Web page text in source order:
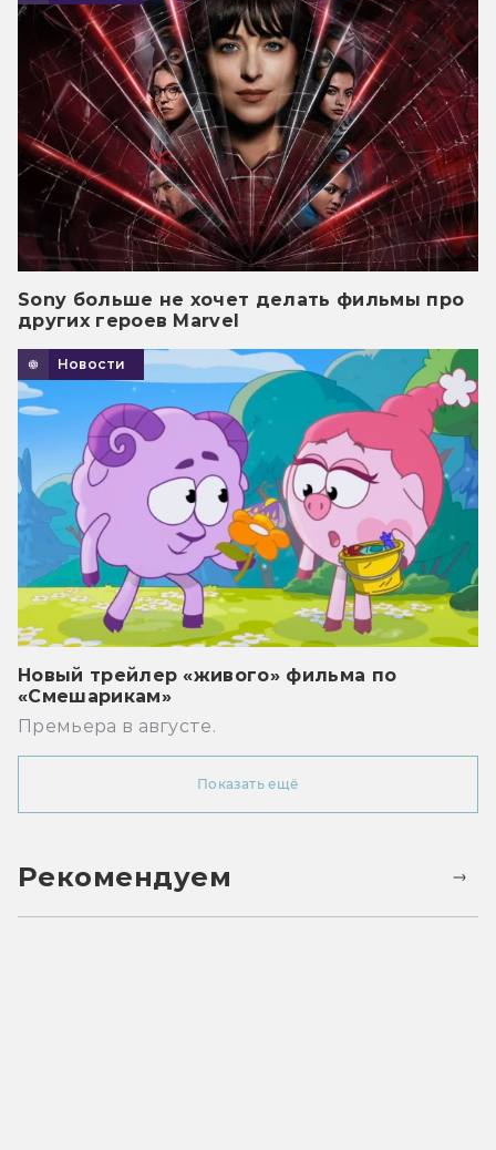
Sony больше не хочет делать фильмы про
других героев Marvel
Новости
Новый трейлер «живого» фильма по
«Смешарикам»
Премьера в августе.
Показать ещё
Рекомендуем